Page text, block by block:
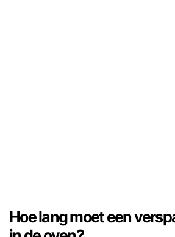
Hoe lang moet een